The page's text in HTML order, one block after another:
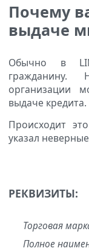
Почему
выдаче
Обычно в
организации
выдаче кредита.
Происходит
указал
РЕКВИЗИТЫ:
Торговая
Полное